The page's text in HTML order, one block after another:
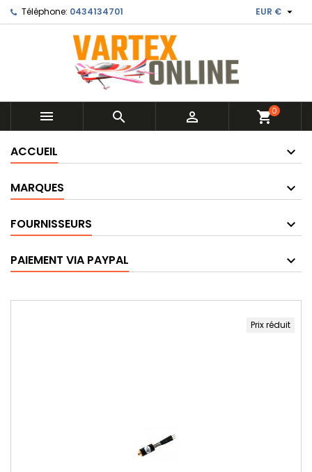
Téléphone: 0434134701 EUR € 
   shopping_cart0
ACCUEIL
MARQUES
FOURNISSEURS
PAIEMENT VIA PAYPAL
Prix réduit